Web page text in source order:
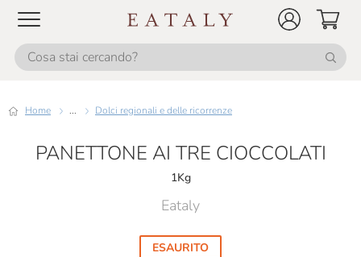
Home ... Dolci regionali e delle ricorrenze
PANETTONE AI TRE CIOCCOLATI
1Kg
Eataly
ESAURITO